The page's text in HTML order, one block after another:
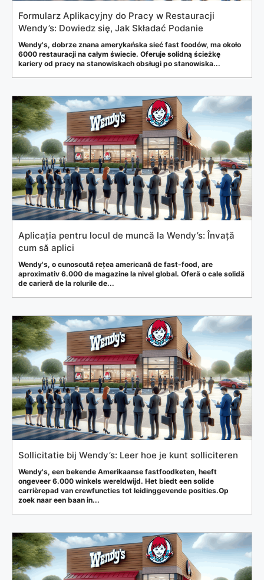
Formularz Aplikacyjny do Pracy w Restauracji
Wendy’s: Dowiedz się, Jak Składać Podanie
Wendy's, dobrze znana amerykańska sieć fast foodów, ma około
6000 restauracji na całym świecie. Oferuje solidną ścieżkę
kariery od pracy na stanowiskach obsługi po stanowiska...
Aplicația pentru locul de muncă la Wendy’s: Învață
cum să aplici
Wendy's, o cunoscută rețea americană de fast-food, are
aproximativ 6.000 de magazine la nivel global. Oferă o cale solidă
de carieră de la rolurile de...
Sollicitatie bij Wendy’s: Leer hoe je kunt solliciteren
Wendy's, een bekende Amerikaanse fastfoodketen, heeft
ongeveer 6.000 winkels wereldwijd. Het biedt een solide
carrièrepad van crewfuncties tot leidinggevende posities.Op
zoek naar een baan in...